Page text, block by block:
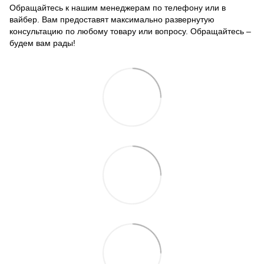
Обращайтесь к нашим менеджерам по телефону или в
вайбер. Вам предоставят максимально развернутую
консультацию по любому товару или вопросу. Обращайтесь –
будем вам рады!